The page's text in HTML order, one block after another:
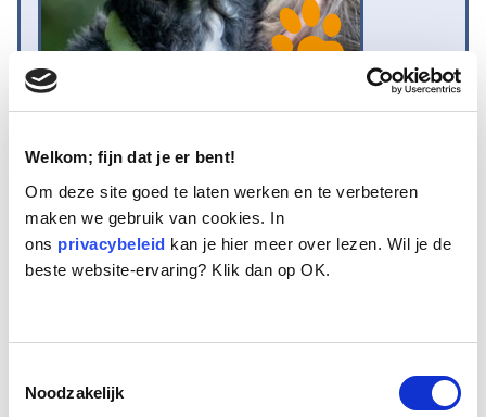
Welkom; fijn dat je er bent!
Om deze site goed te laten werken en te verbeteren
maken we gebruik van cookies. In
ons privacybeleid kan je hier meer over lezen. Wil je de
beste website-ervaring? Klik dan op OK.
Noodzakelijk
Leeftijd: 13
Geslacht: Teef
Reden opvang: Overlijden eigenaar
Hoeveel dagen te gast geweest: 189 dagen
Geplaatst.
Dit is Woekie. Het is een dertien jaar oud Poedelachtig hondje, een
teefje. De politie heeft haar naar de opvang gebracht omdat zij alleen